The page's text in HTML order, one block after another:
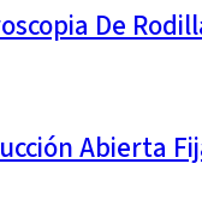
De
Abierta